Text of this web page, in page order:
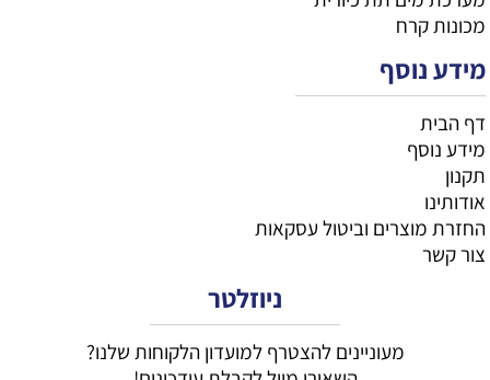
מכונות קרח
מידע נוסף
דף הבית
מידע נוסף
תקנון
אודותינו
החזרת מוצרים וביטול עסקאות
צור קשר
ניוזלטר
מעוניינים להצטרף למועדון הלקוחות שלנו?